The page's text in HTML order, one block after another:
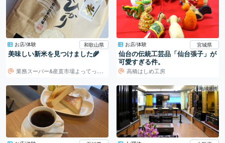
お店/体験 和歌山県
美味しい新米を見つけました🌾
業務スーパー&産直市場よってって 高野口店
お店/体験 宮城県
仙台の伝統工芸品「仙台張子」が
可愛すぎる件。
高橋はしめ工房
地域連携